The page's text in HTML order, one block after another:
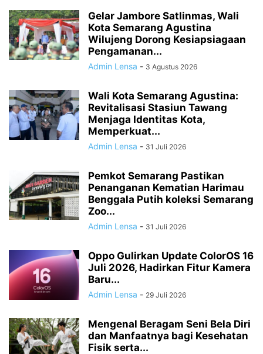
Gelar Jambore Satlinmas, Wali
Kota Semarang Agustina
Wilujeng Dorong Kesiapsiagaan
Pengamanan...
Admin Lensa - 3 Agustus 2026
Wali Kota Semarang Agustina:
Revitalisasi Stasiun Tawang
Menjaga Identitas Kota,
Memperkuat...
Admin Lensa - 31 Juli 2026
Pemkot Semarang Pastikan
Penanganan Kematian Harimau
Benggala Putih koleksi Semarang
Zoo...
Admin Lensa - 31 Juli 2026
Oppo Gulirkan Update ColorOS 16
Juli 2026, Hadirkan Fitur Kamera
Baru...
Admin Lensa - 29 Juli 2026
Mengenal Beragam Seni Bela Diri
dan Manfaatnya bagi Kesehatan
Fisik serta...